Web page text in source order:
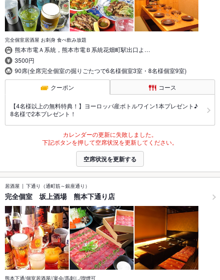
完全個室居酒屋 お刺身 食べ飲み放題
熊本市電Ａ系統，熊本市電Ｂ系統花畑町駅出口よ…
3500円
90席(全席完全個室の掘りごたつで6名様個室3室・8名様個室9室)
クーポン コース
【4名様以上の無料特典！】ヨーロッパ産ボトルワイン1本プレゼント♪
8名様で2本プレゼント！
カレンダーの更新に失敗しました。
下記ボタンを押して空席状況を更新してください。
空席状況を更新する
居酒屋 下通り（通町筋～銀座通り）
完全個室 坂上酒場 熊本下通り店
熊本下通/個室居酒屋//宴会/馬刺し/喫煙可